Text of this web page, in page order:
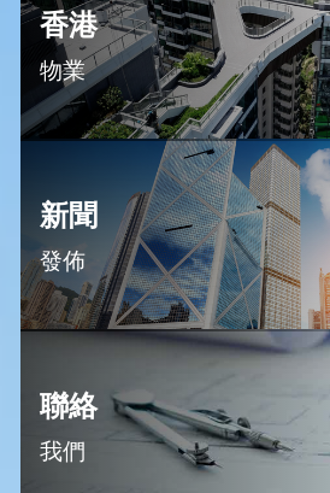
香港
物業
新聞
發佈
聯絡
我們